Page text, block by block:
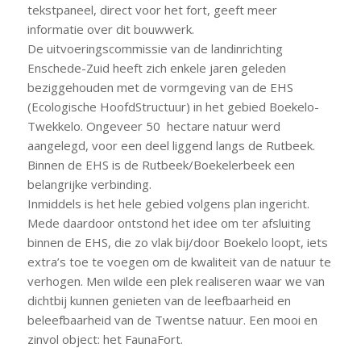
tekstpaneel, direct voor het fort, geeft meer
informatie over dit bouwwerk.
De uitvoeringscommissie van de landinrichting
Enschede-Zuid heeft zich enkele jaren geleden
beziggehouden met de vormgeving van de EHS
(Ecologische HoofdStructuur) in het gebied Boekelo-
Twekkelo. Ongeveer 50 hectare natuur werd
aangelegd, voor een deel liggend langs de Rutbeek.
Binnen de EHS is de Rutbeek/Boekelerbeek een
belangrijke verbinding.
Inmiddels is het hele gebied volgens plan ingericht.
Mede daardoor ontstond het idee om ter afsluiting
binnen de EHS, die zo vlak bij/door Boekelo loopt, iets
extra’s toe te voegen om de kwaliteit van de natuur te
verhogen. Men wilde een plek realiseren waar we van
dichtbij kunnen genieten van de leefbaarheid en
beleefbaarheid van de Twentse natuur. Een mooi en
zinvol object: het FaunaFort.